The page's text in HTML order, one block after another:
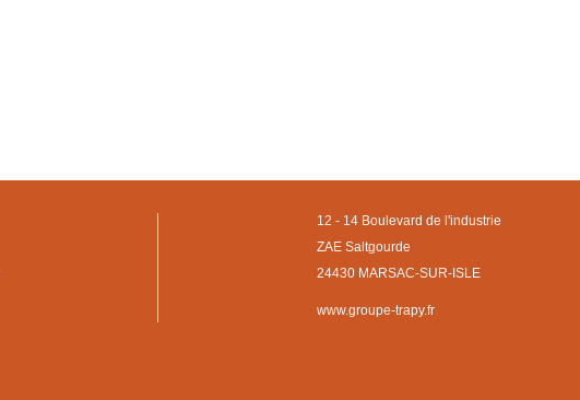
12 - 14 Boulevard de l'industrie
ZAE Saltgourde
24430 MARSAC-SUR-ISLE
www.groupe-trapy.fr